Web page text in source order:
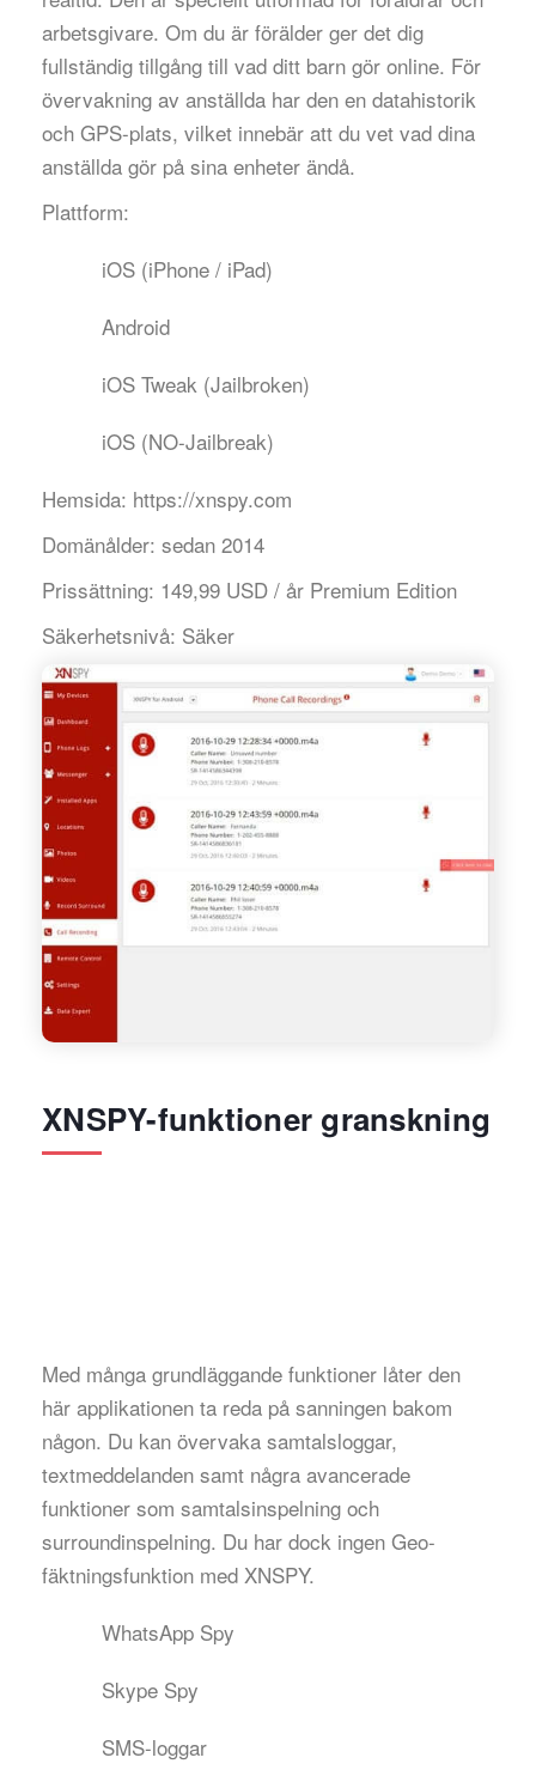
arbetsgivare. Om du är förälder ger det dig
fullständig tillgång till vad ditt barn gör online. För
övervakning av anställda har den en datahistorik
och GPS-plats, vilket innebär att du vet vad dina
anställda gör på sina enheter ändå.
Plattform:
iOS (iPhone / iPad)
Android
iOS Tweak (Jailbroken)
iOS (NO-Jailbreak)
Hemsida: https://xnspy.com
Domänålder: sedan 2014
Prissättning: 149,99 USD / år Premium Edition
Säkerhetsnivå: Säker
XNSPY-funktioner granskning
Med många grundläggande funktioner låter den
här applikationen ta reda på sanningen bakom
någon. Du kan övervaka samtalsloggar,
textmeddelanden samt några avancerade
funktioner som samtalsinspelning och
surroundinspelning. Du har dock ingen Geo-
fäktningsfunktion med XNSPY.
WhatsApp Spy
Skype Spy
SMS-loggar